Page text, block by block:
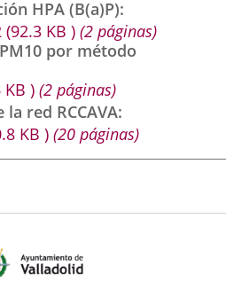
HPA (B(a)P)
(92.3 KB ) (2 páginas)
por método
KB ) (2 páginas)
red RCCAVA
KB ) (20 páginas)